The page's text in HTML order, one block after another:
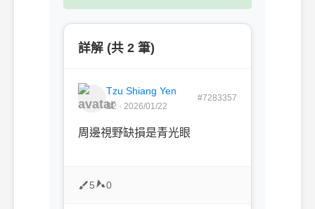
詳解 (共 2 筆)
Tzu Shiang Yen
B2 · 2026/01/22
#7283357
周邊視野缺損是青光眼
5 0